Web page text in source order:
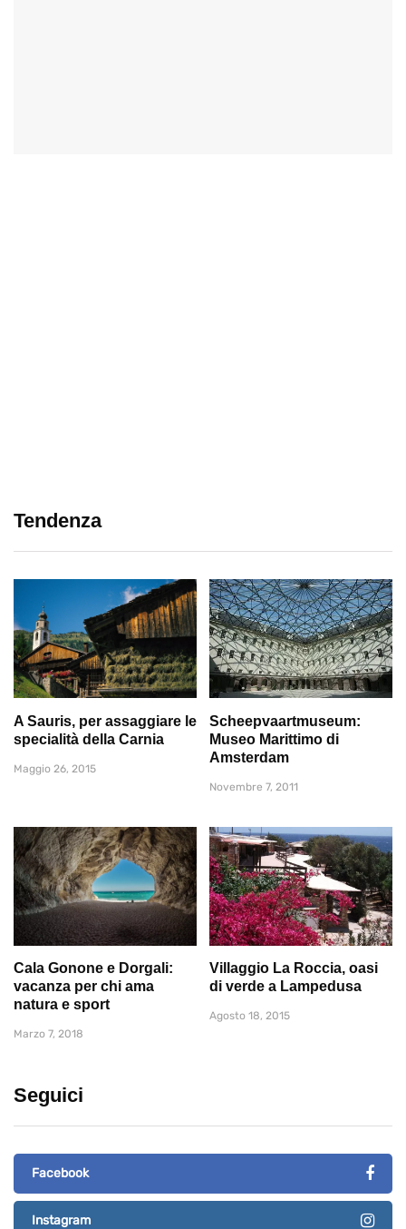
Tendenza
A Sauris, per assaggiare le
specialità della Carnia
Maggio 26, 2015
Scheepvaartmuseum:
Museo Marittimo di
Amsterdam
Novembre 7, 2011
Cala Gonone e Dorgali:
vacanza per chi ama
natura e sport
Marzo 7, 2018
Villaggio La Roccia, oasi
di verde a Lampedusa
Agosto 18, 2015
Seguici
Facebook
Instagram